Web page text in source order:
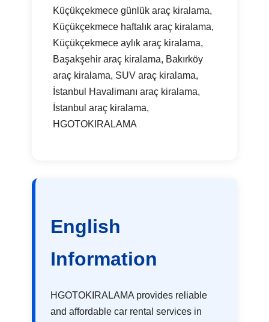
Küçükçekmece günlük araç kiralama,
Küçükçekmece haftalık araç kiralama,
Küçükçekmece aylık araç kiralama,
Başakşehir araç kiralama, Bakırköy
araç kiralama, SUV araç kiralama,
İstanbul Havalimanı araç kiralama,
İstanbul araç kiralama,
HGOTOKIRALAMA
English
Information
HGOTOKIRALAMA provides reliable
and affordable car rental services in